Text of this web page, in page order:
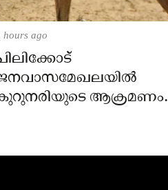
hours ago
ആക്രമണം;